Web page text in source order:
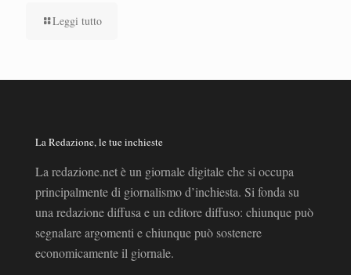
Leggi tutto
La Redazione, le tue inchieste
La redazione.net è un giornale digitale che si occupa
principalmente di giornalismo d’inchiesta. Si fonda su
una redazione diffusa e un editore diffuso: chiunque può
segnalare argomenti e chiunque può sostenere
economicamente il giornale.